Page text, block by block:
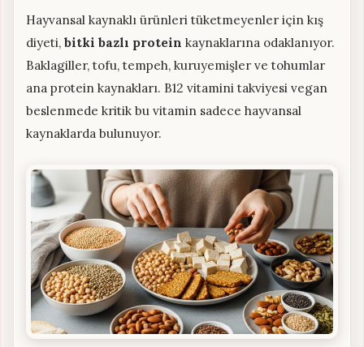
Hayvansal kaynaklı ürünleri tüketmeyenler için kış
diyeti, bitki bazlı protein kaynaklarına odaklanıyor.
Baklagiller, tofu, tempeh, kuruyemişler ve tohumlar
ana protein kaynakları. B12 vitamini takviyesi vegan
beslenmede kritik bu vitamin sadece hayvansal
kaynaklarda bulunuyor.